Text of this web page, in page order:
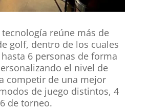
reúne más de
golf, dentro de los cuales
6 personas de forma
el nivel de
competir de una mejor
de juego distintos, 4
de torneo.